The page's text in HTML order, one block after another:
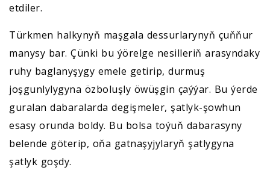
etdiler.
Türkmen halkynyň maşgala dessurlarynyň çuňňur
manysy bar. Çünki bu ýörelge nesilleriň arasyndaky
ruhy baglanyşygy emele getirip, durmuş
joşgunlylygyna özboluşly öwüşgin çaýýar. Bu ýerde
guralan dabaralarda degişmeler, şatlyk-şowhun
esasy orunda boldy. Bu bolsa toýuň dabarasyny
belende göterip, oňa gatnaşyjylaryň şatlygyna
şatlyk goşdy.